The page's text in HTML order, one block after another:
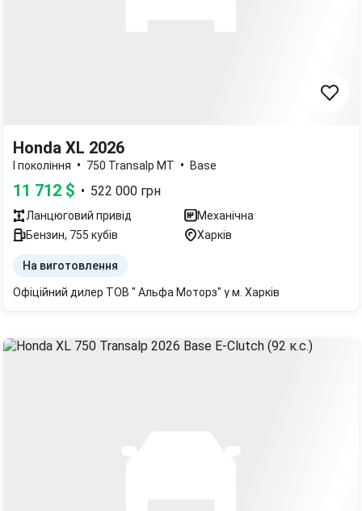
Honda XL 2026
I покоління • 750 Transalp MT • Base
11 712 $ • 522 000 грн
Ланцюговий привід
Механічна
Бензин, 755 кубів Харків
На виготовлення
Офіційний дилер ТОВ " Альфа Моторз" у м. Харків